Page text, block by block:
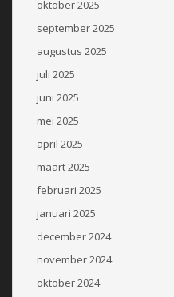
oktober 2025
september 2025
augustus 2025
juli 2025
juni 2025
mei 2025
april 2025
maart 2025
februari 2025
januari 2025
december 2024
november 2024
oktober 2024